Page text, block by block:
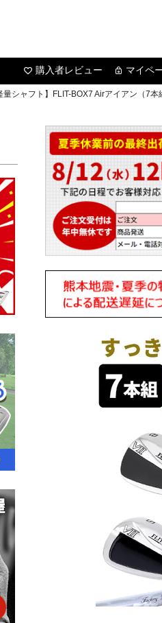
購入者レビュー マイペ
量シャフト】FLIT-BOX7 Airアイアン（7